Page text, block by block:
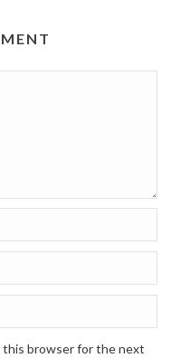
this browser for the next